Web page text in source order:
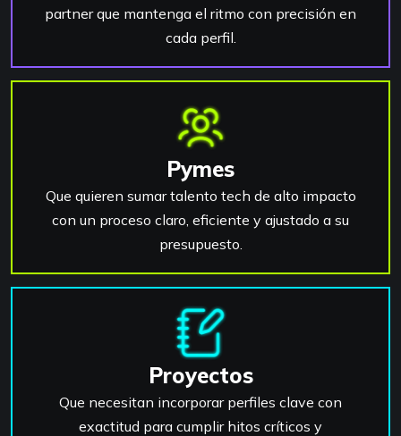
partner que mantenga el ritmo con precisión en
cada perfil.
Pymes
Que quieren sumar talento tech de alto impacto
con un proceso claro, eficiente y ajustado a su
presupuesto.
Proyectos
Que necesitan incorporar perfiles clave con
exactitud para cumplir hitos críticos y